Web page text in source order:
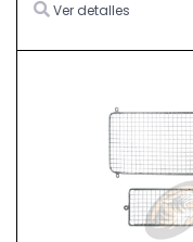
Ver detalles